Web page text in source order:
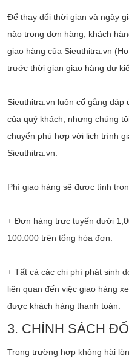
Để thay đổi thời gian và ngày
nào trong đơn hàng, khách
giao hàng của Sieuthitra.vn
trước thời gian giao hàng dự
Sieuthitra.vn luôn cố gắng đáp
của quý khách, nhưng chúng
chuyển phù hợp với lịch trình
Sieuthitra.vn.
Phí giao hàng sẽ được tính
+ Đơn hàng trực tuyến dưới
100.000 trên tổng hóa đơn.
+ Tất cả các chi phí phát sinh
liên quan đến việc giao hàng
được khách hàng thanh toán.
3. CHÍNH SÁCH
Trong trường hợp không hài